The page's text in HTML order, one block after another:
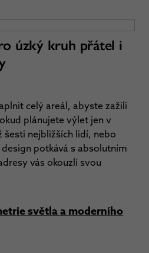
úzký kruh přátel i
celý areál, abyste zažili
plánujete výlet jen v
šesti nejbližších lidí, nebo
potkává s absolutním
vás okouzlí svou
světla a moderního